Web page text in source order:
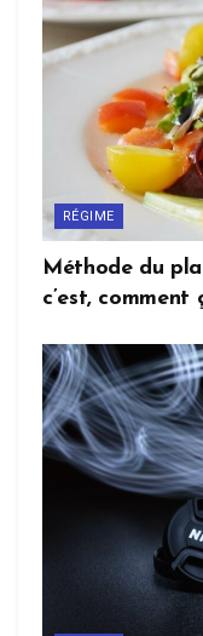
RÉGIME
Méthode du
c’est, comment